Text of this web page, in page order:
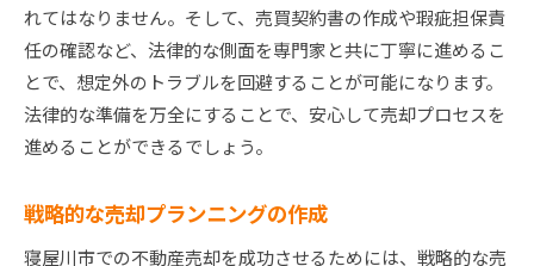
総合的なマーケティングミックスの活用
れてはなりません。そして、売買契約書の作成や瑕疵担保責
任の確認など、法律的な側面を専門家と共に丁寧に進めるこ
とで、想定外のトラブルを回避することが可能になります。
法律的な準備を万全にすることで、安心して売却プロセスを
進めることができるでしょう。
戦略的な売却プランニングの作成
寝屋川市での不動産売却を成功させるためには、戦略的な売